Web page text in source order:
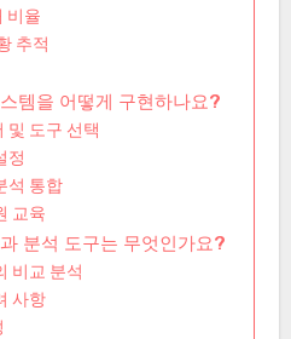
비율
추적
템을 어떻게 구현하나요?
및 도구 선택
정
석 통합
교육
분석 도구는 무엇인가요?
비교 분석
사항